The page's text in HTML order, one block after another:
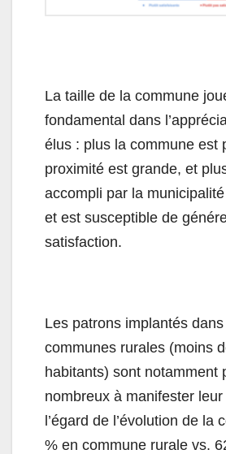
La taille de la commune
fondamental dans
élus : plus la commune est
proximité est grande, et
accompli par la
et est susceptible de
satisfaction.
Les patrons implantés
communes rurales (moins
habitants) sont notamment
nombreux à manifester
l’égard de l’évolution de la
% en commune rurale vs.